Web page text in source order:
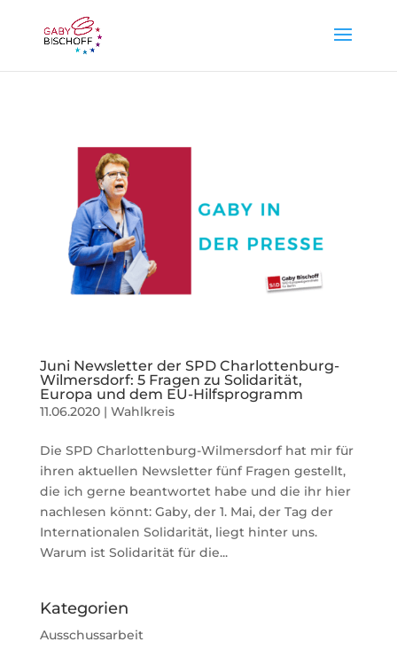
Juni Newsletter der SPD Charlottenburg-
Wilmersdorf: 5 Fragen zu Solidarität,
Europa und dem EU-Hilfsprogramm
11.06.2020| Wahlkreis
Die SPD Charlottenburg-Wilmersdorf hat mir für
ihren aktuellen Newsletter fünf Fragen gestellt,
die ich gerne beantwortet habe und die ihr hier
nachlesen könnt: Gaby, der 1. Mai, der Tag der
Internationalen Solidarität, liegt hinter uns.
Warum ist Solidarität für die...
Kategorien
Ausschussarbeit